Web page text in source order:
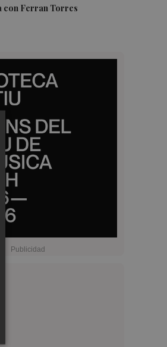
con Ferran Torres